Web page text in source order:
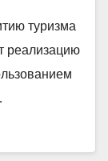
туризма
реализацию